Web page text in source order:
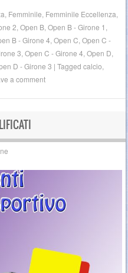
Femminile Femminile Eccellenza
2 ,Open B ,Open B - Girone 1
B - Girone 4 ,Open C ,Open C -
3 ,Open C - Girone 4 ,Open D
D - Girone 3 |Taggedcalcio
a comment